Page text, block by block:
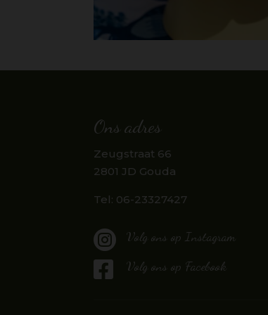
Ons adres
Zeugstraat 66
2801 JD Gouda
Tel: 06-23327427
 Volg ons op Instagram
 Volg ons op Facebook